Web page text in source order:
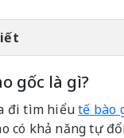
gốc là gì?
đi tìm hiểutế bào
có khả năng tự